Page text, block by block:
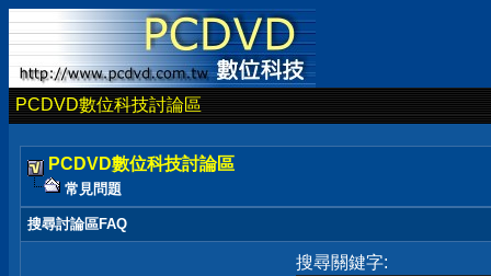
PCDVD數位科技討論區
PCDVD數位科技討論區
常見問題
搜尋討論區FAQ
搜尋關鍵字: